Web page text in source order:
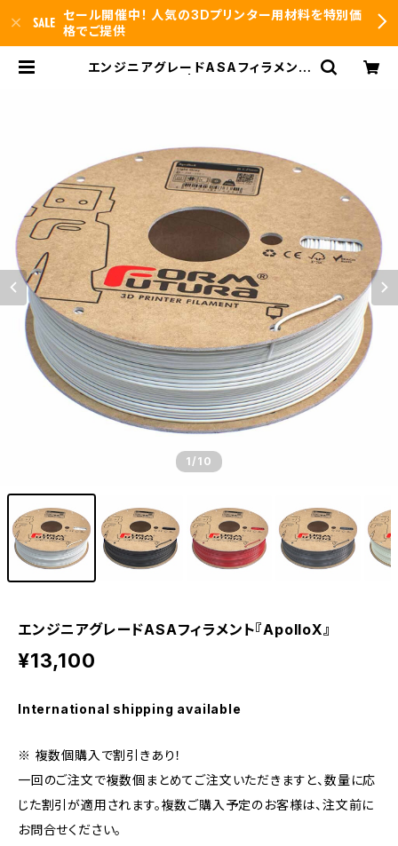
セール開催中！ 人気の3Dプリンター用材料を特別価
格でご提供
エンジニアグレードASAフィラメント
1/10
エンジニアグレードASAフィラメント『ApolloX』
¥13,100
International shipping available
※ 複数個購入で割引きあり！
一回のご注文で複数個まとめてご注文いただきますと、数量に応
じた割引が適用されます。複数ご購入予定のお客様は、注文前に
お問合せください。